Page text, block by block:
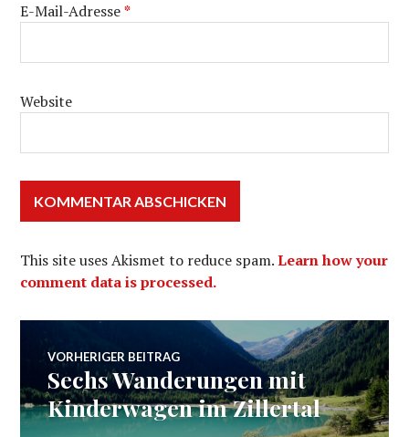
E-Mail-Adresse*
Website
This site uses Akismet to reduce spam.Learn how your
comment data is processed.
Beitragsnavigation
VORHERIGER BEITRAG
Vorheriger
Beitrag:
Sechs Wanderungen mit
Kinderwagen im Zillertal